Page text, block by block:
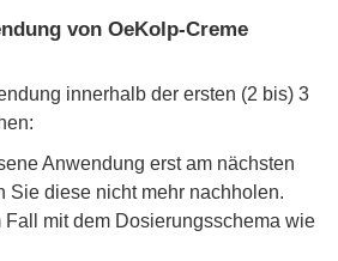
von OeKolp-Creme
innerhalb der ersten (2 bis) 3
Anwendung erst am nächsten
Sie diese nicht mehr nachholen.
Fall mit dem Dosierungsschema wie